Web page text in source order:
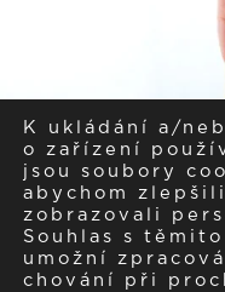
K ukládání a/
o zařízení
jsou soubory
abychom
zobrazovali
Souhlas s
umožní
chování při